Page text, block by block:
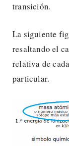
transición.
La siguiente
resaltando el
relativa de
particular.